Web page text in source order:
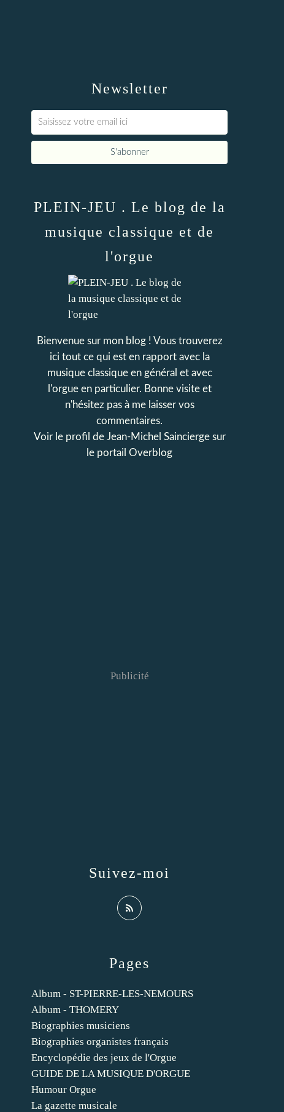
Newsletter
Pages
Album - ST-PIERRE-LES-NEMOURS
Album - THOMERY
Biographies musiciens
Biographies organistes français
Encyclopédie des jeux de l'Orgue
GUIDE DE LA MUSIQUE D'ORGUE
Humour Orgue
La gazette musicale
PLEIN-JEU . Le blog de la
musique classique et de
l'orgue
Bienvenue sur mon blog ! Vous trouverez
ici tout ce qui est en rapport avec la
musique classique en général et avec
l'orgue en particulier. Bonne visite et
n'hésitez pas à me laisser vos
commentaires.
Voir le profil de Jean-Michel Sainciergesur
le portail Overblog
Suivez-moi
Publicité